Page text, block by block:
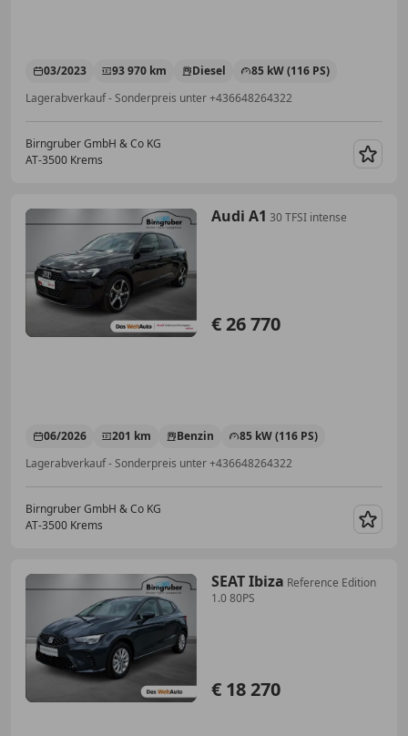
03/2023 93 970 km Diesel
85 kW (116 PS)
Lagerabverkauf - Sonderpreis unter +436648264322
Birngruber GmbH & Co KG
AT-3500 Krems
Audi A1 30 TFSI intense
€ 26 770
06/2026 201 km Benzin
85 kW (116 PS)
Lagerabverkauf - Sonderpreis unter +436648264322
Birngruber GmbH & Co KG
AT-3500 Krems
SEAT Ibiza Reference Edition
1.0 80PS
€ 18 270